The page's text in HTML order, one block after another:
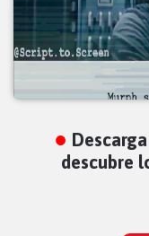
descubre